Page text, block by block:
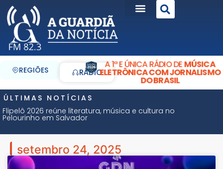
REGIÕES RÁDIO
A 1ª E ÚNICA RÁDIO DEMÚSICA
ELETRÔNICA COM JORNALISMO
DO BRASIL
ÚLTIMAS NOTÍCIAS
Flipelô 2026 reúne literatura, música e cultura no
Pelourinho em Salvador
setembro 24, 2025